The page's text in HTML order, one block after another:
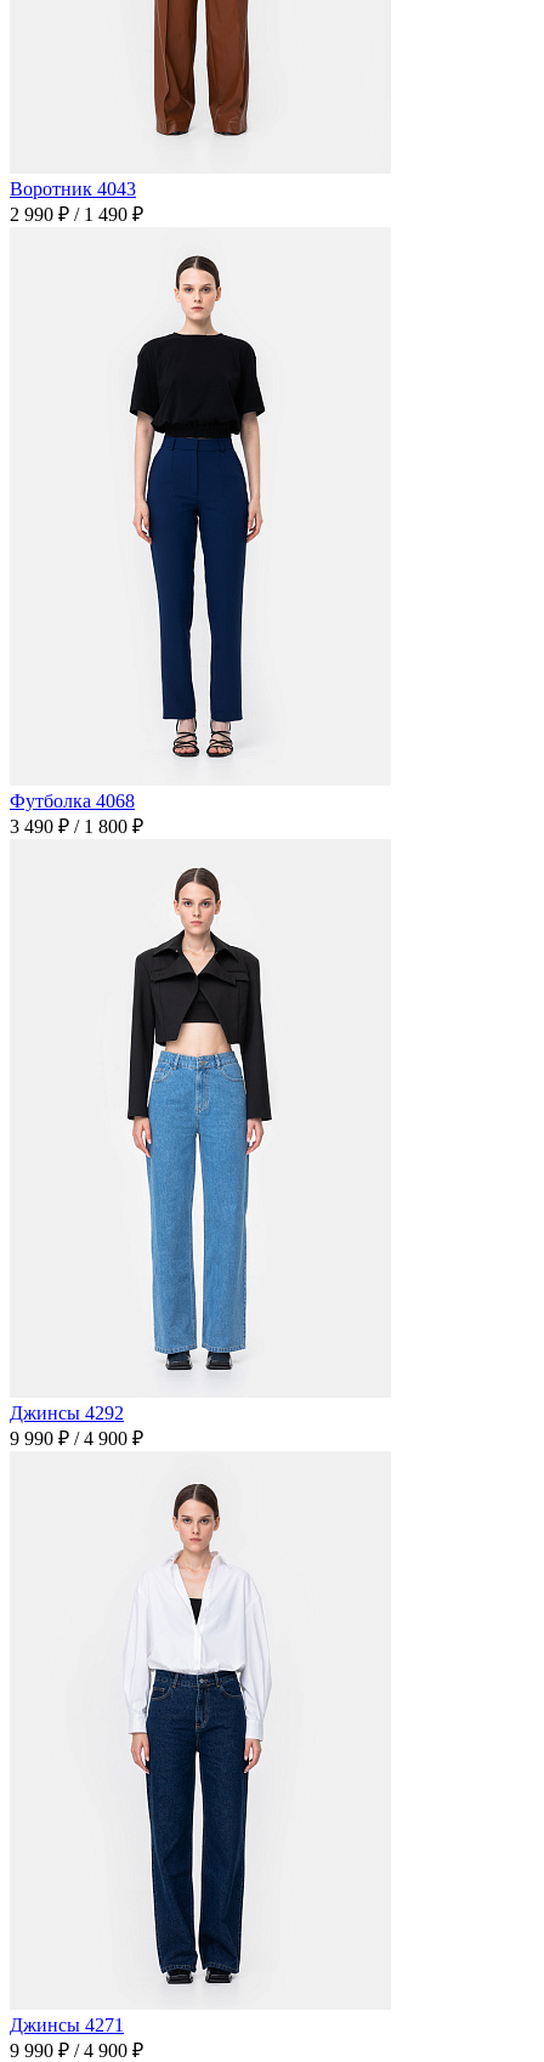
Воротник 4043
2 990 ₽ / 1 490 ₽
Футболка 4068
3 490 ₽ / 1 800 ₽
Джинсы 4292
9 990 ₽ /4 900 ₽
Джинсы 4271
9 990 ₽ /4 900 ₽